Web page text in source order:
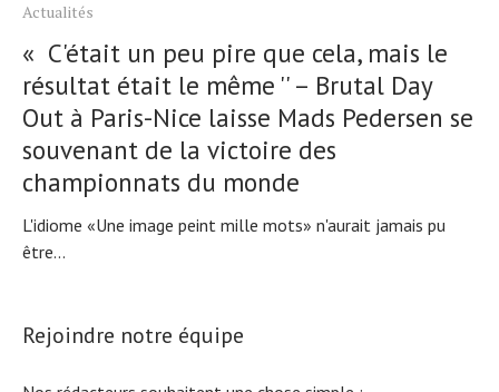
Actualités
« C'était un peu pire que cela, mais le
résultat était le même '' – Brutal Day
Out à Paris-Nice laisse Mads Pedersen se
souvenant de la victoire des
championnats du monde
L'idiome «Une image peint mille mots» n'aurait jamais pu
être...
Rejoindre notre équipe